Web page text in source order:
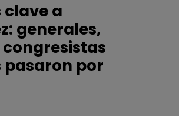
clave a
generales,
pasaron por